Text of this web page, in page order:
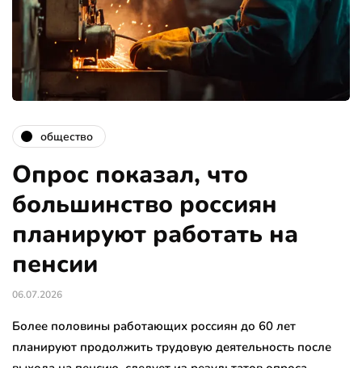
общество
Опрос показал, что
большинство россиян
планируют работать на
пенсии
06.07.2026
Более половины работающих россиян до 60 лет
планируют продолжить трудовую деятельность после